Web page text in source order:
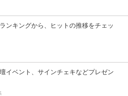
ンキングから、ヒットの推移をチェッ
イベント、サインチェキなどプレゼン